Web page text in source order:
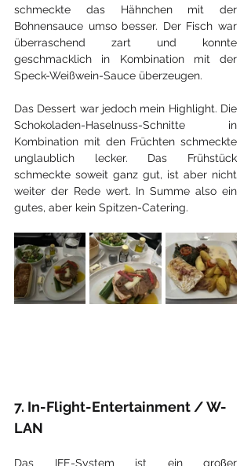
schmeckte das Hähnchen mit der
Bohnensauce umso besser. Der Fisch war
überraschend zart und konnte
geschmacklich in Kombination mit der
Speck-Weißwein-Sauce überzeugen.
Das Dessert war jedoch mein Highlight. Die
Schokoladen-Haselnuss-Schnitte in
Kombination mit den Früchten schmeckte
unglaublich lecker. Das Frühstück
schmeckte soweit ganz gut, ist aber nicht
weiter der Rede wert. In Summe also ein
gutes, aber kein Spitzen-Catering.
7. In-Flight-Entertainment / W-
LAN
Das IFE-System ist ein großer